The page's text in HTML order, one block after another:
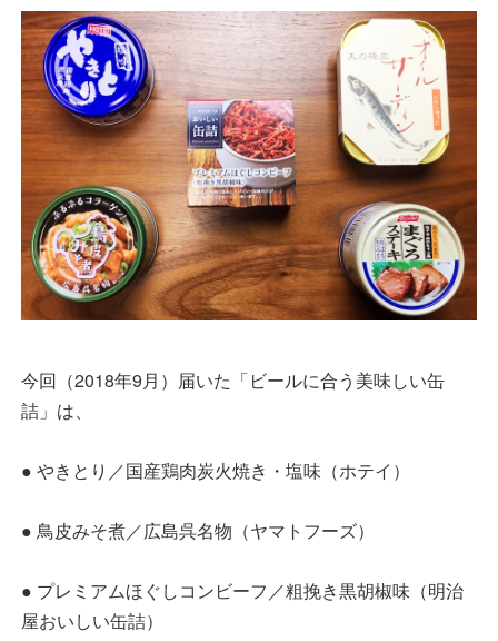
今回（2018年9月）届いた「ビールに合う美味しい缶
詰」は、
● やきとり／国産鶏肉炭火焼き・塩味（ホテイ）
● 鳥皮みそ煮／広島呉名物（ヤマトフーズ）
● プレミアムほぐしコンビーフ／粗挽き黒胡椒味（明治
屋おいしい缶詰）